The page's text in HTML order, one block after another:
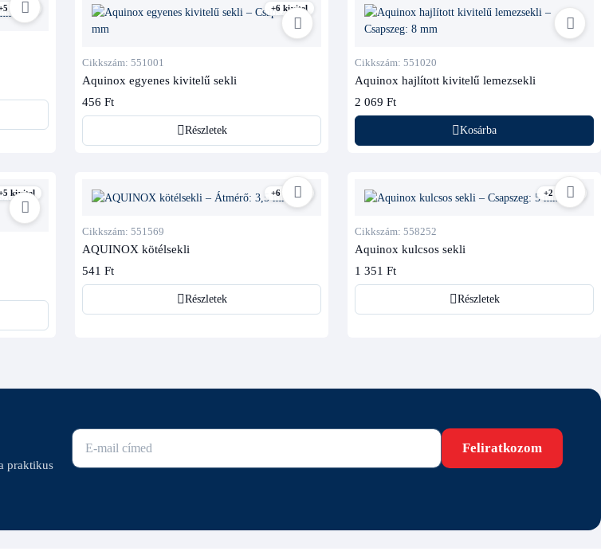
kivitel +6 kivitel
Cikkszám: 551001
Aquinox egyenes kivitelű sekli
456 Ft
Részletek
Cikkszám: 551020
Aquinox hajlított kivitelű lemezsekli
2 069 Ft
Kosárba
kivitel +6 kivitel
Cikkszám: 551569
AQUINOX kötélsekli
541 Ft
Részletek
+2 kivitel
Cikkszám: 558252
Aquinox kulcsos sekli
1 351 Ft
Részletek
praktikus
E-mail cím
Feliratkozom